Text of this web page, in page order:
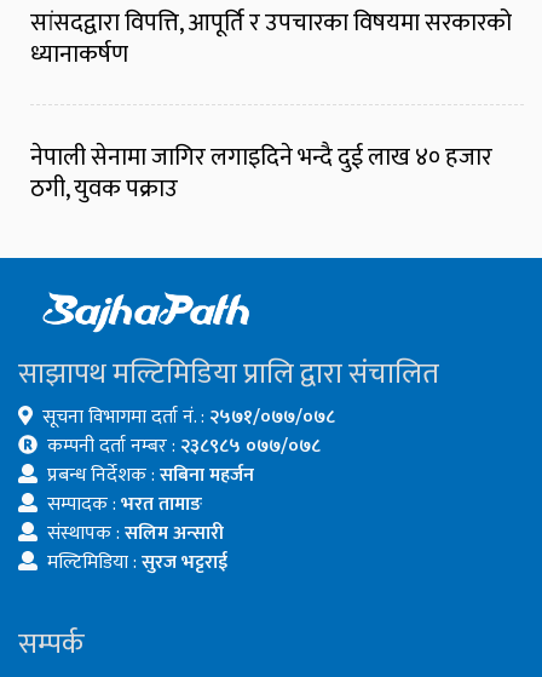
सांसदद्वारा विपत्ति, आपूर्ति र उपचारका विषयमा सरकारको
ध्यानाकर्षण
नेपाली सेनामा जागिर लगाइदिने भन्दै दुई लाख ४० हजार
ठगी, युवक पक्राउ
साझापथ मल्टिमिडिया प्रालि द्वारा संचालित
सूचना विभागमा दर्ता नं. : २५७१/०७७/०७८
कम्पनी दर्ता नम्बर : २३८९८५ ०७७/०७८
प्रबन्ध निर्देशक :सबिना महर्जन
सम्पादक :भरत तामाङ
संस्थापक :सलिम अन्सारी
मल्टिमिडिया :सुरज भट्टराई
सम्पर्क